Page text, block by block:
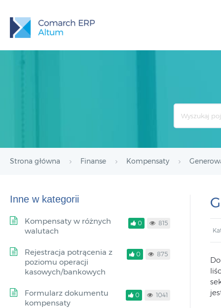
Strona główna Finanse Kompensaty
Inne w kategorii
Kompensaty w różnych
walutach
0 815
Rejestracja potrącenia z
poziomu operacji
kasowych/bankowych
0 875
Formularz dokumentu
kompensaty
0 1041